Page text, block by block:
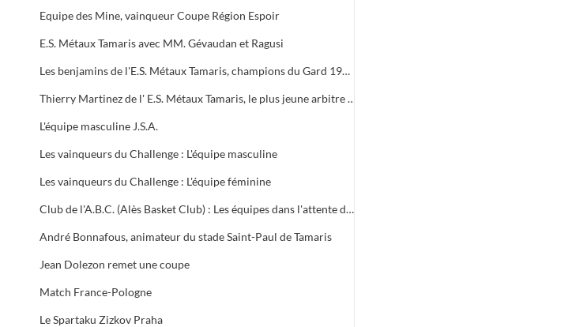
Equipe des Mine, vainqueur Coupe Région Espoir
E.S. Métaux Tamaris avec MM. Gévaudan et Ragusi
Les benjamins de l'E.S. Métaux Tamaris, champions du Gard 1973, champions du Languedoc 1973, vainqueurs de la Coupe des Mines 1973
Thierry Martinez de l' E.S. Métaux Tamaris, le plus jeune arbitre du Gard
L'équipe masculine J.S.A.
Les vainqueurs du Challenge : L'équipe masculine
Les vainqueurs du Challenge : L'équipe féminine
Club de l'A.B.C. (Alès Basket Club) : Les équipes dans l'attente des résultats
André Bonnafous, animateur du stade Saint-Paul de Tamaris
Jean Dolezon remet une coupe
Match France-Pologne
Le Spartaku Zizkov Praha